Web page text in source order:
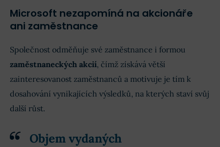
Microsoft nezapomíná na akcionáře
ani zaměstnance
Společnost odměňuje své zaměstnance i formou
zaměstnaneckých akcií, čímž získává větší
zainteresovanost zaměstnanců a motivuje je tím k
dosahování vynikajících výsledků, na kterých staví svůj
další růst.
Objem vydaných